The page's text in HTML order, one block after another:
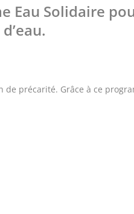
Eau Solidaire
précarité. Grâce à ce